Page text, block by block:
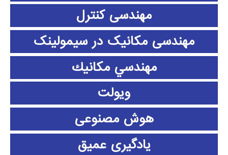
مهندسی کنترل
مهندسی مکانیک در سیمولینک
مهندسي مكانيك
ویولت
هوش مصنوعی
یادگیری عمیق